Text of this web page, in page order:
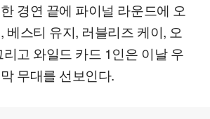
경연 끝에 파이널 라운드에 오
베스티 유지, 러블리즈 케이, 오
고 와일드 카드 1인은 이날 우
무대를 선보인다.